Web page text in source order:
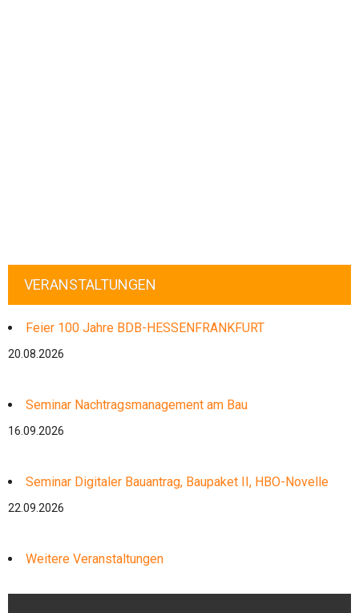
VERANSTALTUNGEN
Feier 100 Jahre BDB-HESSENFRANKFURT
20.08.2026
Seminar Nachtragsmanagement am Bau
16.09.2026
Seminar Digitaler Bauantrag, Baupaket II, HBO-Novelle
22.09.2026
Weitere Veranstaltungen